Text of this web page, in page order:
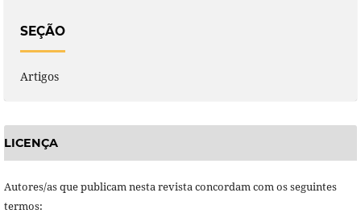
SEÇÃO
Artigos
LICENÇA
Autores/as que publicam nesta revista concordam com os seguintes
termos: